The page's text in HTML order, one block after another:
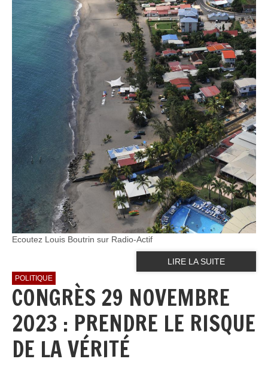
Ecoutez Louis Boutrin sur Radio-Actif
LIRE LA SUITE
POLITIQUE
CONGRÈS 29 NOVEMBRE
2023 : PRENDRE LE RISQUE
DE LA VÉRITÉ